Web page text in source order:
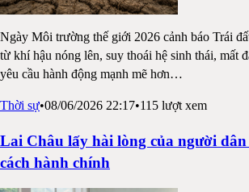
Ngày Môi trường thế giới 2026 cảnh báo Trái
từ khí hậu nóng lên, suy thoái hệ sinh thái, mất
yêu cầu hành động mạnh mẽ hơn…
Thời sự•08/06/2026 22:17•115 lượt xem
Lai Châu lấy hài lòng của người
cách hành chính